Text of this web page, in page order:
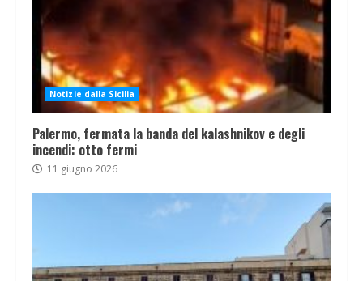
Notizie dalla Sicilia
Palermo, fermata la banda del kalashnikov e degli
incendi: otto fermi
11 giugno 2026